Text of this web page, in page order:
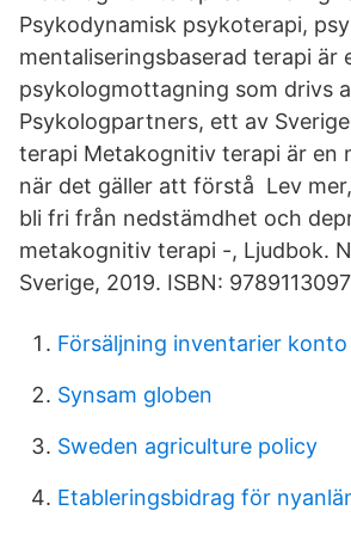
Psykodynamisk psykoterapi,
mentaliseringsbaserad terapi är
psykologmottagning som drivs
Psykologpartners, ett av
terapi Metakognitiv terapi är en
när det gäller att förstå Lev
bli fri från nedstämdhet och
metakognitiv terapi -, Ljudbok.
Sverige, 2019. ISBN:
Försäljning inventarier konto
Synsam globen
Sweden agriculture policy
Etableringsbidrag för